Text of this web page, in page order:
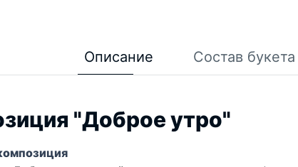
Описание Состав букета
"Доброе утро"